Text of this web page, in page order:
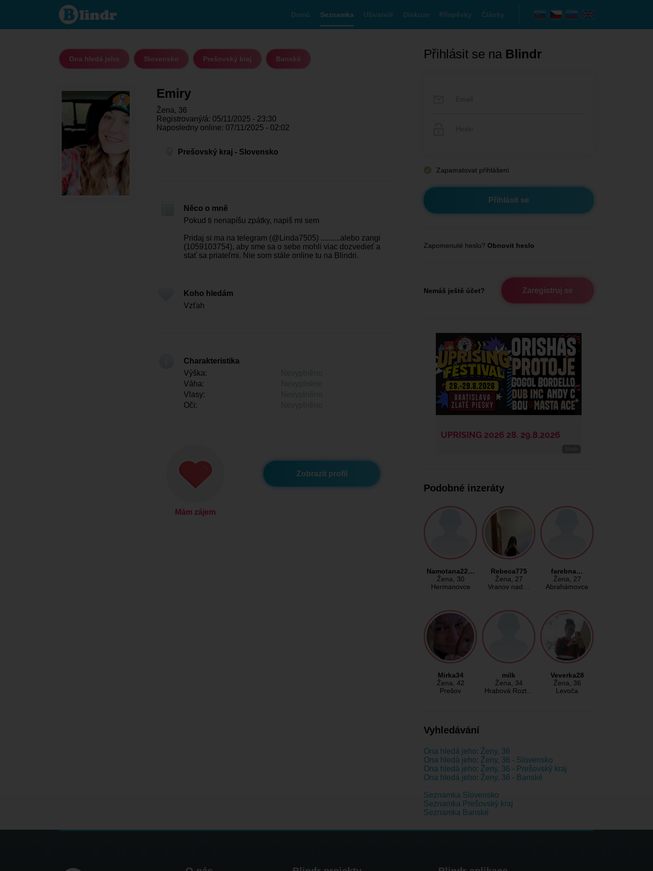
Emiry -
Ona hledá
jeho
Domů Seznamka Uživatelé Diskuze Příspěvky Články
Ona hledá jeho Slovensko Prešovský kraj Banské
Emiry
Žena, 36
Registrovaný/á: 05/11/2025 - 23:30
Naposledny online: 07/11/2025 - 02:02
Prešovský kraj - Slovensko
Něco o mně
Pokud ti nenapíšu zpátky, napiš mi sem
Pridaj si ma na telegram (@Linda7505) ..........alebo zangi
(1059103754), aby sme sa o sebe mohli viac dozvedieť a
stať sa priateľmi. Nie som stále online tu na Blindri.
Koho hledám
Vzťah
Charakteristika
Výška:
Váha:
Vlasy:
Oči:
Mám zájem
Zobrazit profil
Přihlásit se na Blindr
Zapamatovat přihlášení
Zapomenuté heslo? Obnovit heslo
Nemáš ještě účet? Zaregistruj se
Podobné inzeráty
Namotana22…
Žena, 30
Hermanovce
Rebeca775
Žena, 27
Vranov nad…
farebna…
Žena, 27
Abrahámovce
Mirka34
Žena, 42
Prešov
milk
Žena, 34
Hrabová Rozt…
Veverka28
Žena, 36
Levoča
Vyhledávání
Ona hledá jeho: Ženy, 36
Ona hledá jeho: Ženy, 36 - Slovensko
Ona hledá jeho: Ženy, 36 - Prešovský kraj
Ona hledá jeho: Ženy, 36 - Banské
Seznamka Slovensko
Seznamka Prešovský kraj
Seznamka Banské